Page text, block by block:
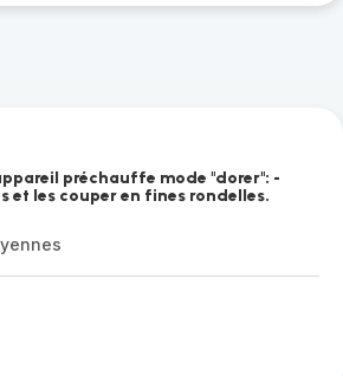
préchauffe mode "dorer": -
et les couper en fines rondelles.